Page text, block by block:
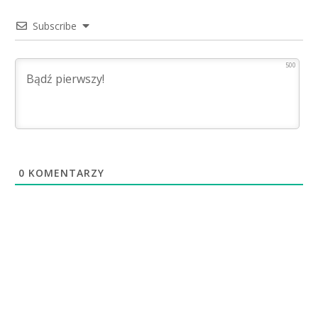
Subscribe
500
0 KOMENTARZY